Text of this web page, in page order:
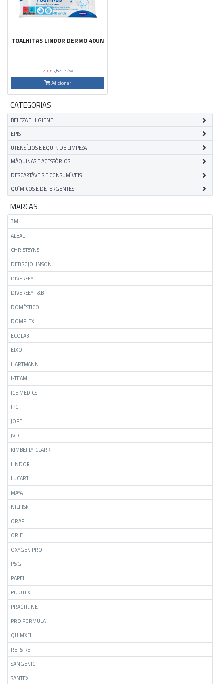
CATEGORIAS
BELEZA E HIGIENE
EPIS
UTENSÍLIOS E EQUIP. DE LIMPEZA
MÁQUINAS E ACESSÓRIOS
DESCARTÁVEIS E CONSUMÍVEIS
QUÍMICOS E DETERGENTES
MARCAS
3M
ALBAL
CHRISTEYNS
DEB SC JOHNSON
DIVERSEY
DIVERSEY F&B
DOMÉSTICO
DOMPLEX
ECOLAB
EIXO
HARTMANN
I-TEAM
ICE MEDICS
IPC
JOFEL
JVD
KIMBERLY-CLARK
LINDOR
LUCART
MAYA
NILFISK
ORAPI
ORIE
OXYGEN PRO
P&G
PAPEL
PICOTEX
PRACTILINE
PRO FORMULA
QUIMXEL
REI & REI
SANGENIC
SANTEX
TOALHITAS LINDOR DERMO 40UN
2,91€ 2,62€ S/Iva
Adicionar